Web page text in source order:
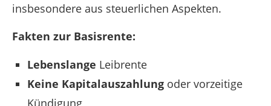
insbesondere aus steuerlichen Aspekten.
Fakten zur Basisrente:
Lebenslange Leibrente
Keine Kapitalauszahlung oder vorzeitige
Kündigung